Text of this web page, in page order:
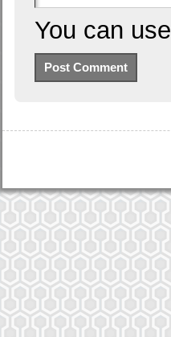
You can use